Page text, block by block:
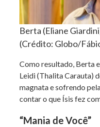
Berta (Eliane
(Crédito: Globo/
Como resultado, Berta
Leidi (Thalita Carauta)
magnata e sofrendo
contar o que Ísis fez
“Mania de Você”